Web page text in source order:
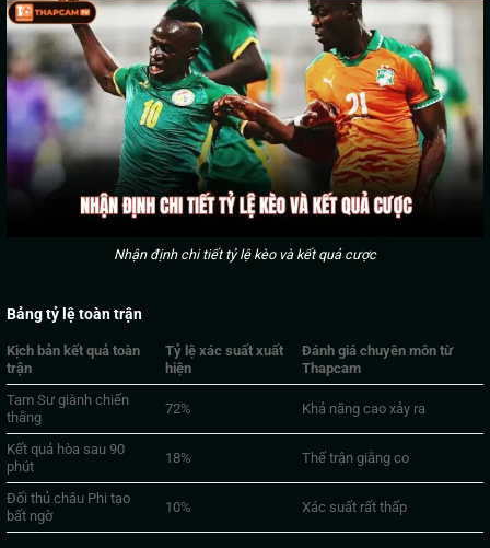
Nhận định chi tiết tỷ lệ kèo và kết quả cược
Bảng tỷ lệ toàn trận
Kịch bản kết quả toàn
trận
Tỷ lệ xác suất xuất
hiện
Đánh giá chuyên môn từ
Thapcam
Tam Sư giành chiến
thắng
72% Khả năng cao xảy ra
Kết quả hòa sau 90
phút
18% Thế trận giằng co
Đối thủ châu Phi tạo
bất ngờ
10% Xác suất rất thấp